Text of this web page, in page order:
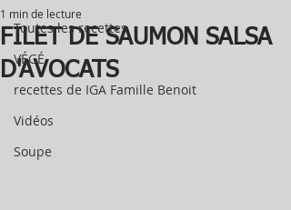
Toutes les recettes
VÉGÉ
recettes de IGA Famille Benoit
Vidéos
Soupe
FILET DE SAUMON SALSA
D'AVOCATS
1 min de lecture